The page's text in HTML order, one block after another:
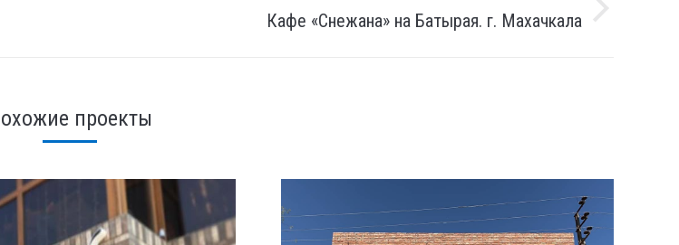
Кафе «Снежана» на Батырая. г. Махачкала
проекты